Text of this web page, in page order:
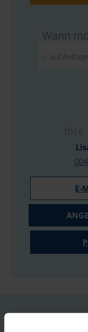
Wann
auf Anfrage
Ihre
E-